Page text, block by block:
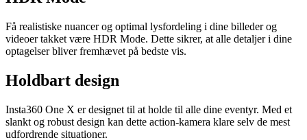
Få realistiske nuancer og optimal lysfordeling i dine billeder og
videoer takket være HDR Mode. Dette sikrer, at alle detaljer i dine
optagelser bliver fremhævet på bedste vis.
Holdbart design
Insta360 One X er designet til at holde til alle dine eventyr. Med et
slankt og robust design kan dette action-kamera klare selv de mest
udfordrende situationer.